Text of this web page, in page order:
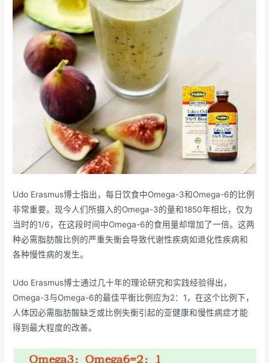
Udo Erasmus博士指出，每日饮食中Omega-3和Omega-6的比例
非常重要。现今人们所摄入的Omega-3的量和1850年相比，仅为
当时的1/6，在这段时间中Omega-6的食用量却增加了一倍。这两
种必需脂肪酸比例的严重失衡会导致代谢性疾病如退化性疾病和
各种慢性病的发生。
Udo Erasmus博士通过几十年的理论研究和实践经验得出，
Omega-3与Omega-6的最佳平衡比例应为2：1，在这个比例下，
人体因必需脂肪酸缺乏或比例失衡引起的亚健康和慢性病症才能
得到最大程度的改善。